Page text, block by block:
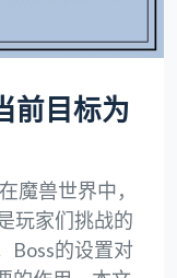
前目标为
魔兽世界中，
玩家们挑战的
Boss的设置对